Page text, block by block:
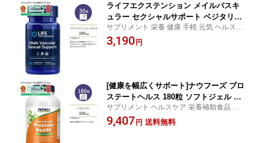
ライフエクステンション メイルバスキ
ュラー セクシャルサポート ベジタリア
ンカプセル 30粒 Life Extension Male V
ascular Sexual Support【お取り寄せ商
サプリメント 栄養 健康 手軽 元気 ヘルスケ
ア 男性
3,190円
[健康を幅広くサポート]ナウフーズ プロ
ステートヘルス 180粒 ソフトジェル NO
W Foods Prostate Health Clinical Stre
ngth Softgels 男性 活力 エネルギッシ
サプリメント ヘルスケア 栄養補助食品 健
康維持 生活習慣
9,407円 送料無料